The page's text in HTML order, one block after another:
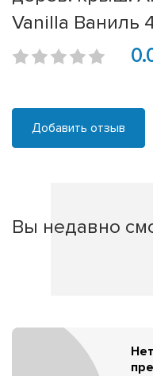
Vanilla Ваниль
Добавить отзыв
Вы недавно